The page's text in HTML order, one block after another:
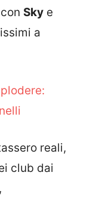
con Sky e
a
reali,
club dai